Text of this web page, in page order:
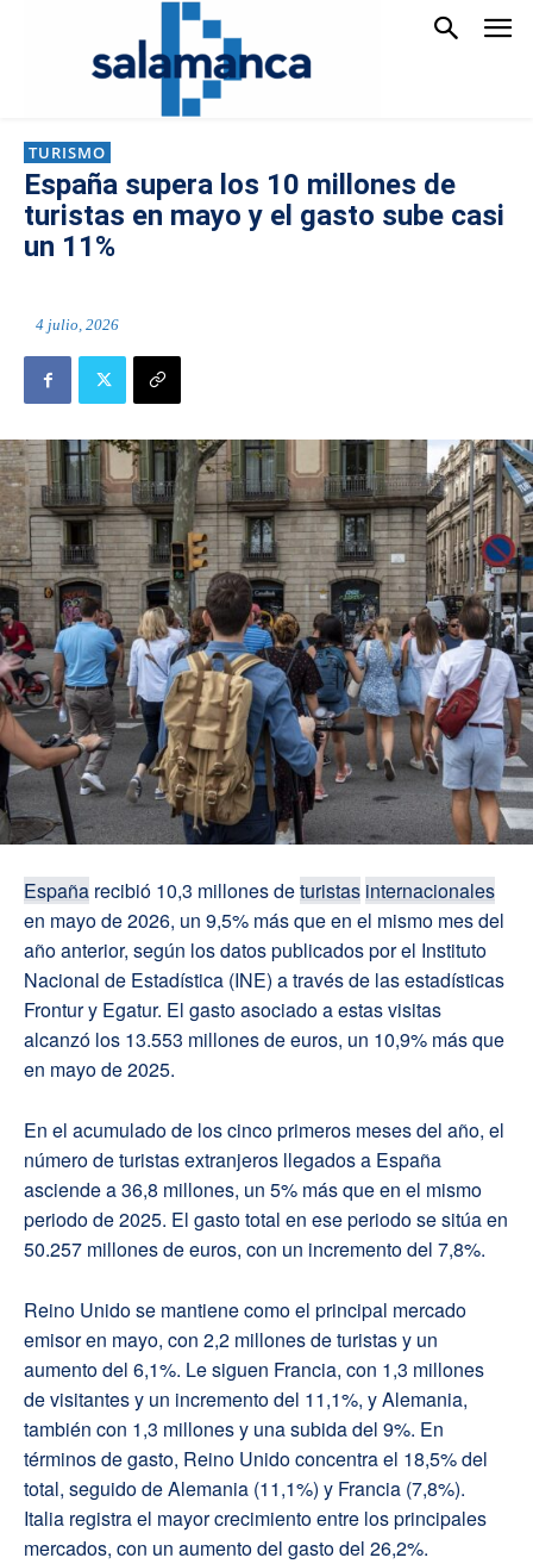
TURISMO
España supera los 10 millones de
turistas en mayo y el gasto sube casi
un 11%
4 julio, 2026
España recibió 10,3 millones deturistas internacionales
en mayo de 2026, un 9,5% más que en el mismo mes del
año anterior, según los datos publicados por el Instituto
Nacional de Estadística (INE) a través de las estadísticas
Frontur y Egatur. El gasto asociado a estas visitas
alcanzó los 13.553 millones de euros, un 10,9% más que
en mayo de 2025.
En el acumulado de los cinco primeros meses del año, el
número de turistas extranjeros llegados a España
asciende a 36,8 millones, un 5% más que en el mismo
periodo de 2025. El gasto total en ese periodo se sitúa en
50.257 millones de euros, con un incremento del 7,8%.
Reino Unido se mantiene como el principal mercado
emisor en mayo, con 2,2 millones de turistas y un
aumento del 6,1%. Le siguen Francia, con 1,3 millones
de visitantes y un incremento del 11,1%, y Alemania,
también con 1,3 millones y una subida del 9%. En
términos de gasto, Reino Unido concentra el 18,5% del
total, seguido de Alemania (11,1%) y Francia (7,8%).
Italia registra el mayor crecimiento entre los principales
mercados, con un aumento del gasto del 26,2%.